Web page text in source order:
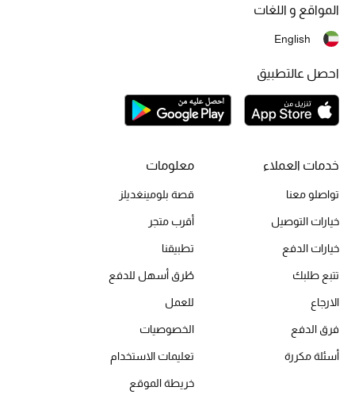
تسوقوا للنساء
الموسم الجديد
دليل ملتزمات الحقائب
حقائب الأطفال
أبرز المصممين
خدمات العملاء
تواصلو معنا
خيارات التوصيل
خيارات الدفع
تتبع طلبك
الارجاع
فرق الدفع
أسئلة مكررة
معلومات
قصة بلومينغديلز
أقرب متجر
تطبيقنا
طُرق أسهل للدفع
للعمل
الخصوصيات
تعليمات الاستخدام
خريطة الموقع
المواقع و اللغات
English
احصل عالتطبيق